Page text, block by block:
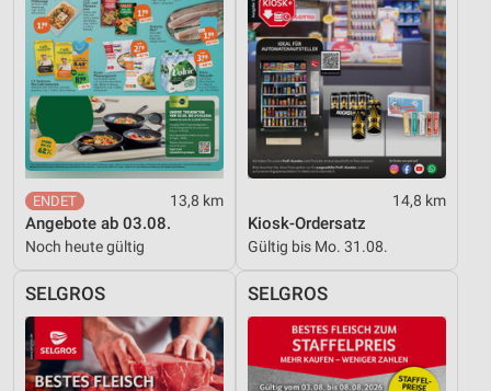
13,8 km
Angebote ab 03.08.
Noch heute gültig
14,8 km
Kiosk-Ordersatz
Gültig bis Mo. 31.08.
SELGROS SELGROS